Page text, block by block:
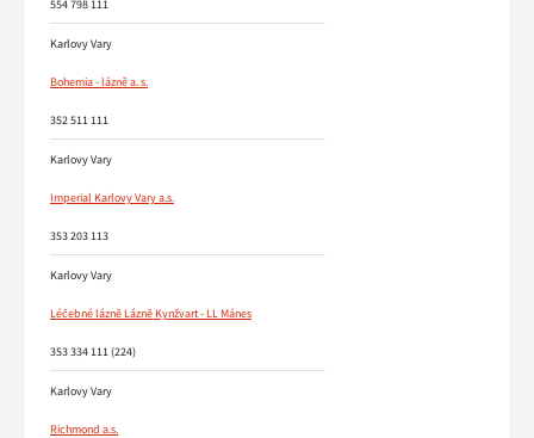
554 798 111
Karlovy Vary
Bohemia - lázně a. s.
352 511 111
Karlovy Vary
Imperial Karlovy Vary a.s.
353 203 113
Karlovy Vary
Léčebné lázně Lázně Kynžvart - LL Mánes
353 334 111 (224)
Karlovy Vary
Richmond a.s.